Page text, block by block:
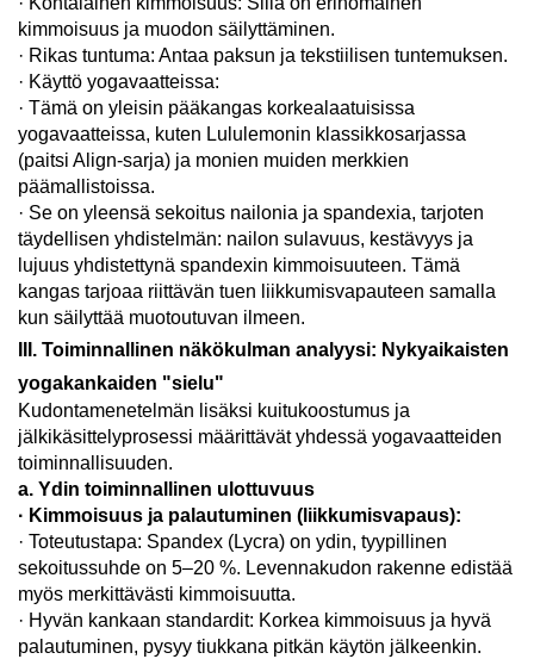
kimmoisuus ja muodon säilyttäminen.
· Rikas tuntuma: Antaa paksun ja tekstiilisen tuntemuksen.
· Käyttö yogavaatteissa:
· Tämä on yleisin pääkangas korkealaatuisissa
yogavaatteissa, kuten Lululemonin klassikkosarjassa
(paitsi Align-sarja) ja monien muiden merkkien
päämallistoissa.
· Se on yleensä sekoitus nailonia ja spandexia, tarjoten
täydellisen yhdistelmän: nailon sulavuus, kestävyys ja
lujuus yhdistettynä spandexin kimmoisuuteen. Tämä
kangas tarjoaa riittävän tuen liikkumisvapauteen samalla
kun säilyttää muotoutuvan ilmeen.
III. Toiminnallinen näkökulman analyysi: Nykyaikaisten
yogakankaiden "sielu"
Kudontamenetelmän lisäksi kuitukoostumus ja
jälkikäsittelyprosessi määrittävät yhdessä yogavaatteiden
toiminnallisuuden.
a. Ydin toiminnallinen ulottuvuus
· Kimmoisuus ja palautuminen (liikkumisvapaus):
· Toteutustapa: Spandex (Lycra) on ydin, tyypillinen
sekoitussuhde on 5–20 %. Levennakudon rakenne edistää
myös merkittävästi kimmoisuutta.
· Hyvän kankaan standardit: Korkea kimmoisuus ja hyvä
palautuminen, pysyy tiukkana pitkän käytön jälkeenkin.